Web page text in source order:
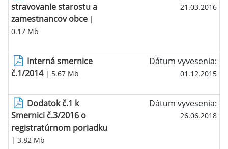
stravovanie starostu a
zamestnancov obce |
0.17 Mb
21.03.2016
Interná smernice
č.1/2014| 5.67 Mb
Dátum vyvesenia:
01.12.2015
Dodatok č.1 k
Smernici č.3/2016 o
registratúrnom poriadku
| 3.82 Mb
Dátum vyvesenia:
26.06.2018